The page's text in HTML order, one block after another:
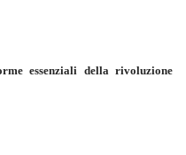
essenziali della rivoluzione